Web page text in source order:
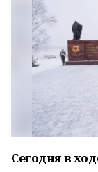
Сегодня в